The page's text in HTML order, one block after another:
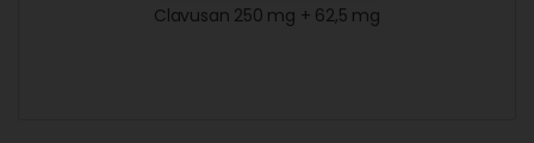
Clavusan 250 mg + 62,5 mg